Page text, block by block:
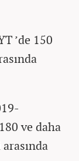
’de 150
ve daha